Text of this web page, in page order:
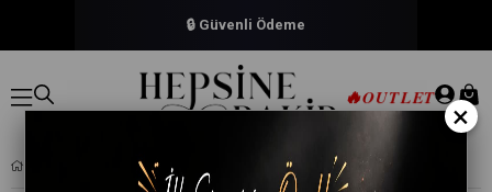
🔒 Güvenli Ödeme
🔥OUTLET
İP ASKILI TÜL GÖĞÜS DETAYLI KISA SATEN BATTAL GECELIK 10203
×